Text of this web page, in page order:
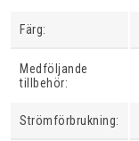
Färg:
Medföljande
tillbehör:
Strömförbrukning: